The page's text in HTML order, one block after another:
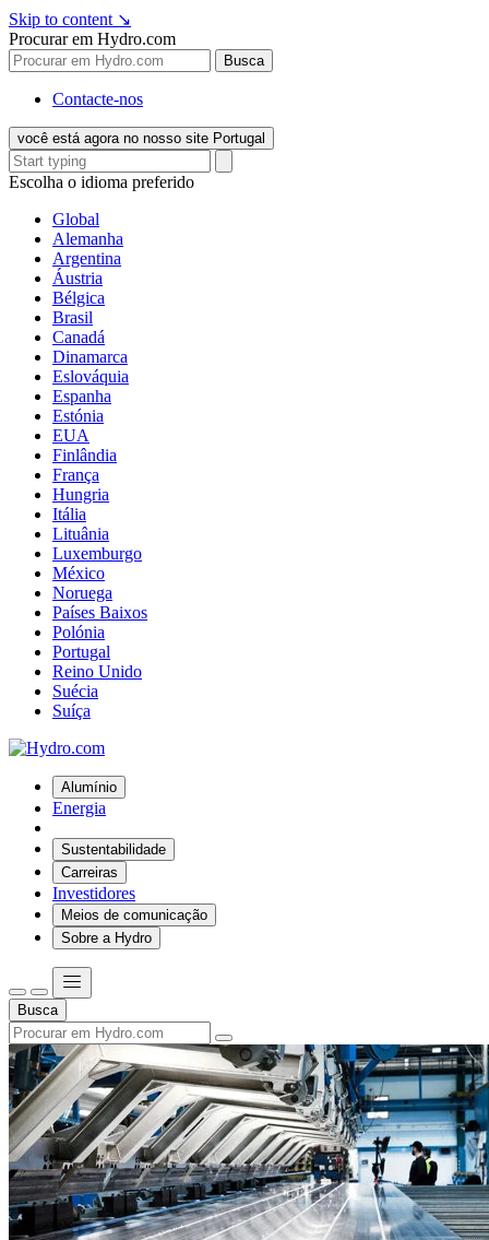
Skip to content ↘
Procurar em Hydro.com
Busca
Contacte-nos
você está agora no nosso site Portugal
Escolha o idioma preferido
Global
Alemanha
Argentina
Áustria
Bélgica
Brasil
Canadá
Dinamarca
Eslováquia
Espanha
Estónia
EUA
Finlândia
França
Hungria
Itália
Lituânia
Luxemburgo
México
Noruega
Países Baixos
Polónia
Portugal
Reino Unido
Suécia
Suíça
Alumínio
Energia
Sustentabilidade
Carreiras
Investidores
Meios de comunicação
Sobre a Hydro
Busca